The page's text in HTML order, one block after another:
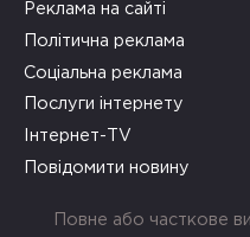
Реклама на сайті
Політична реклама
Соціальна реклама
Послуги інтернету
Інтернет-TV
Повідомити новину
Повне або часткове